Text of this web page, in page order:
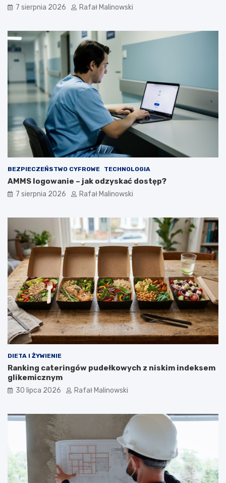
7 sierpnia 2026 Rafał Malinowski
BEZPIECZEŃSTWO CYFROWE TECHNOLOGIA
AMMS logowanie – jak odzyskać dostęp?
7 sierpnia 2026 Rafał Malinowski
DIETA I ŻYWIENIE
Ranking cateringów pudełkowych z niskim indeksem
glikemicznym
30 lipca 2026 Rafał Malinowski